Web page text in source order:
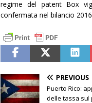
regime del patent Box
confermata nel bilancio
PREVIOUS
Puerto Rico:
delle tassa sul